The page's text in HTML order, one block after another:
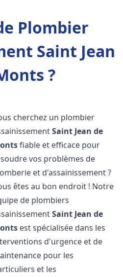
Plombier
Saint Jean
?
cherchez un plombier
Saint Jean de
fiable et efficace pour
vos problèmes de
et d'assainissement ?
êtes au bon endroit ! Notre
de plombiers
Saint Jean de
est spécialisée dans les
d'urgence et de
pour les
et les